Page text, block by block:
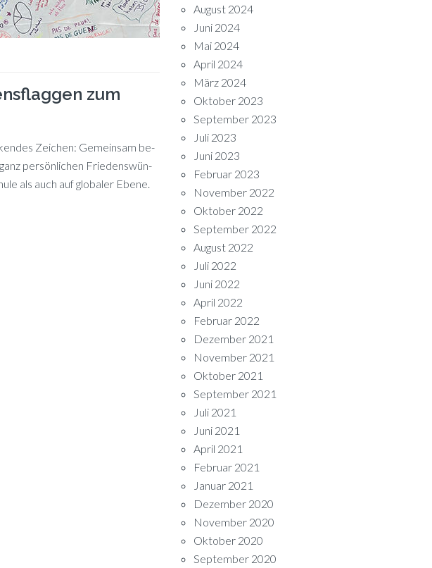
zum
Zei­chen: Ge­mein­sam be­
per­sön­li­chen Frie­dens­wün­
als auch auf glo­ba­ler Ebene.
August 2024
Juni 2024
Mai 2024
April 2024
März 2024
Oktober 2023
September 2023
Juli 2023
Juni 2023
Februar 2023
November 2022
Oktober 2022
September 2022
August 2022
Juli 2022
Juni 2022
April 2022
Februar 2022
Dezember 2021
November 2021
Oktober 2021
September 2021
Juli 2021
Juni 2021
April 2021
Februar 2021
Januar 2021
Dezember 2020
November 2020
Oktober 2020
September 2020